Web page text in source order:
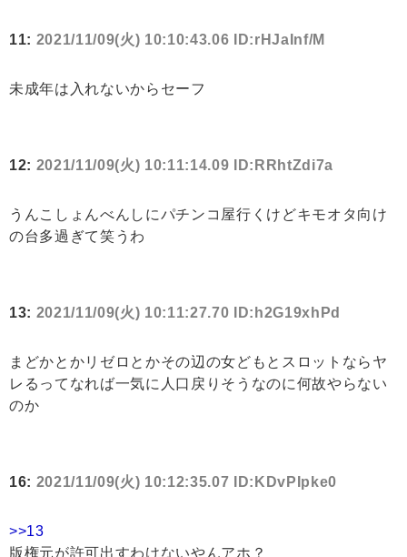
11: 2021/11/09(火) 10:10:43.06 ID:rHJaInf/M
未成年は入れないからセーフ
12: 2021/11/09(火) 10:11:14.09 ID:RRhtZdi7a
うんこしょんべんしにパチンコ屋行くけどキモオタ向け
の台多過ぎて笑うわ
13: 2021/11/09(火) 10:11:27.70 ID:h2G19xhPd
まどかとかリゼロとかその辺の女どもとスロットならヤ
レるってなれば一気に人口戻りそうなのに何故やらない
のか
16: 2021/11/09(火) 10:12:35.07 ID:KDvPIpke0
>>13
版権元が許可出すわけないやんアホ？